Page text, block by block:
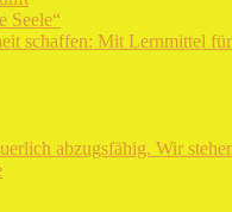
Seele“
schaffen: Mit Lernmittel
abzugsfähig. Wir